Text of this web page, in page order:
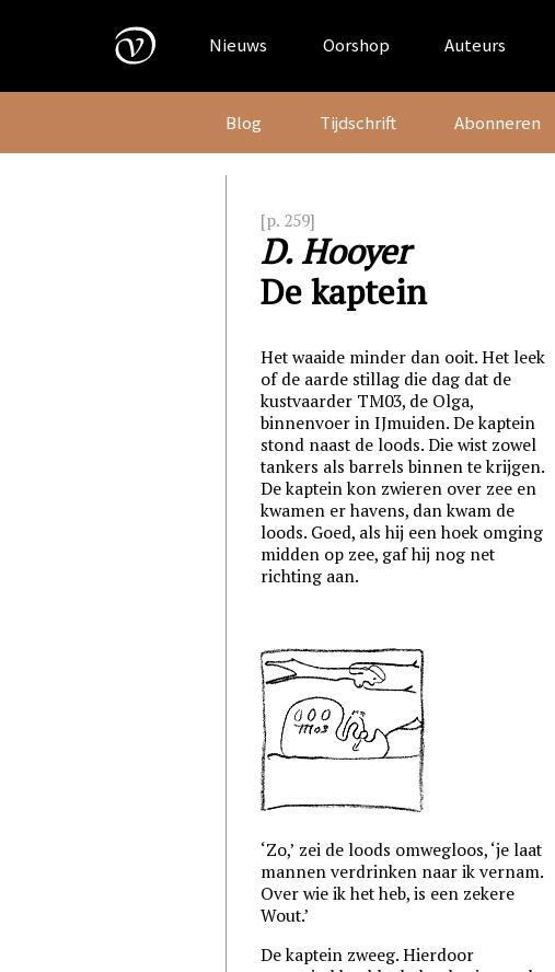
Nieuws Oorshop Auteurs
Blog Tijdschrift Abonneren
[p. 259]
D. Hooyer
De kaptein
Het waaide minder dan ooit. Het leek
of de aarde stillag die dag dat de
kustvaarder TM03, de Olga,
binnenvoer inIJmuiden. De kaptein
stond naast de loods. Die wist zowel
tankers als barrels binnen te krijgen.
De kaptein kon zwieren over zee en
kwamen er havens, dan kwam de
loods. Goed, als hij een hoek omging
midden op zee, gaf hij nog net
richting aan.
‘Zo,’ zei de loods omwegloos, ‘je laat
mannen verdrinken naar ik vernam.
Over wie ik het heb, is een zekere
Wout.’
De kaptein zweeg. Hierdoor